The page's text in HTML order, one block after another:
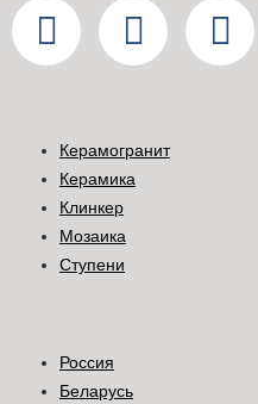
Керамогранит
Керамика
Клинкер
Мозаика
Ступени
Россия
Беларусь